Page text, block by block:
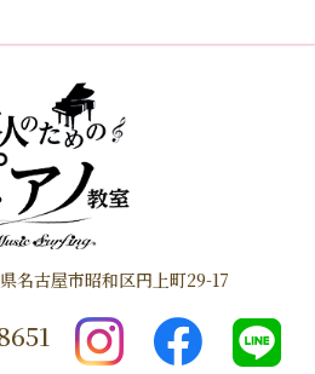
名古屋市昭和区円上町29-17